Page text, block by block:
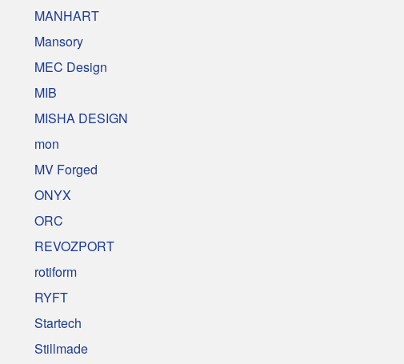
MANHART
Mansory
MEC Design
MIB
MISHA DESIGN
mon
MV Forged
ONYX
ORC
REVOZPORT
rotiform
RYFT
Startech
Stillmade